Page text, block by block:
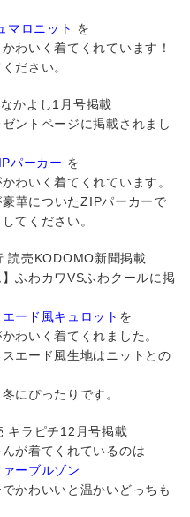
マロニット を
わいく着てくれています！
ださい。
かよし1月号掲載
ントページに掲載されまし
パーカー を
わいく着てくれています。
華についたZIPパーカーで
てください。
読売KODOMO新聞掲載
】ふわカワVSふわクールに掲
ード風キュロット を
わいく着てくれました。
エード風生地はニットとの
にぴったりです。
キラピチ12月号掲載
が着てくれているのは
ーブルゾン
かわいいと温かいどっちも